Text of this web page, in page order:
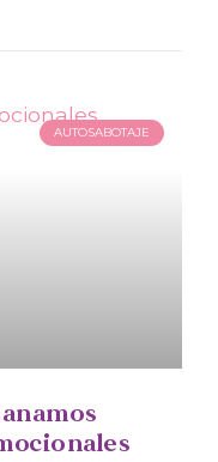
AUTOSABOTAJE